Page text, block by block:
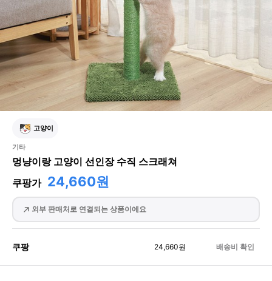
고양이
기타
멍냥이랑 고양이 선인장 수직 스크래쳐
쿠팡가 24,660원
외부 판매처로 연결되는 상품이에요
쿠팡 24,660원 배송비 확인